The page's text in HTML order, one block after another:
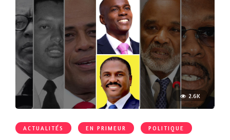
2.6K
ACTUALITÉS EN PRIMEUR POLITIQUE